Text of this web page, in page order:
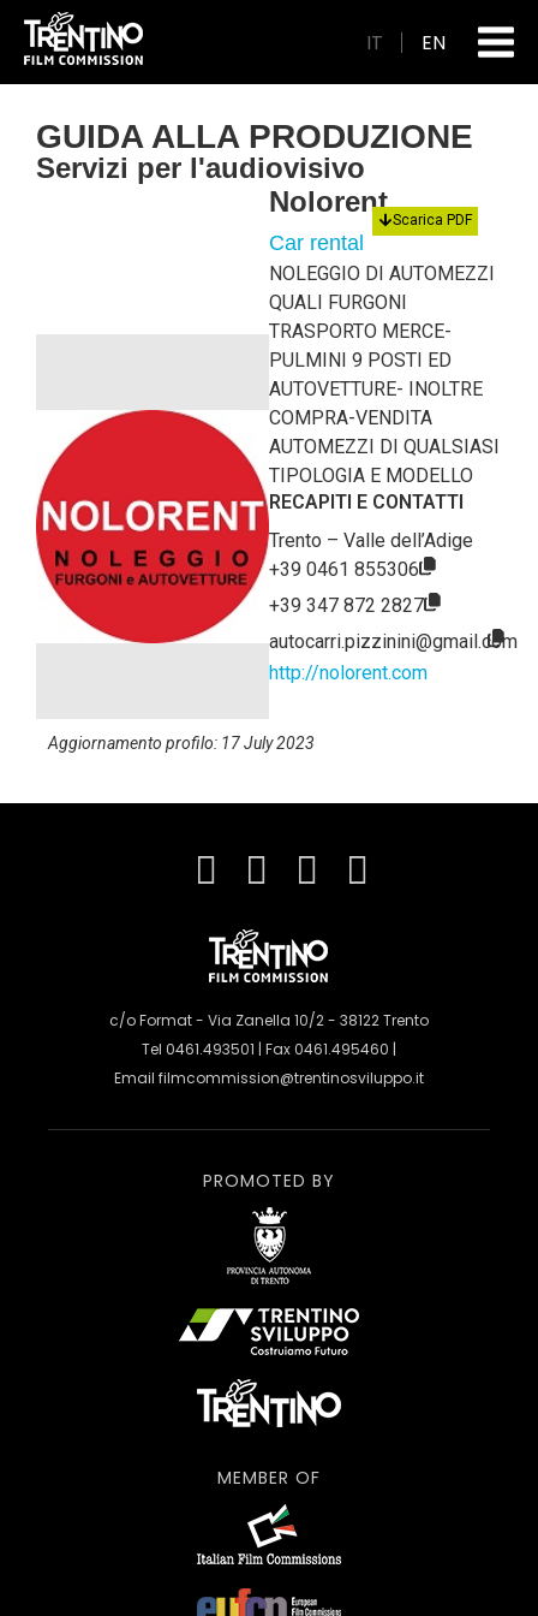
IT EN
GUIDA ALLA PRODUZIONE
Servizi per l'audiovisivo
Scarica PDF
Nolorent
Car rental
NOLEGGIO DI AUTOMEZZI
QUALI FURGONI
TRASPORTO MERCE-
PULMINI 9 POSTI ED
AUTOVETTURE- INOLTRE
COMPRA-VENDITA
AUTOMEZZI DI QUALSIASI
TIPOLOGIA E MODELLO
RECAPITI E CONTATTI
Trento – Valle dell’Adige
+39 0461 855306
+39 347 872 2827
autocarri.pizzinini@gmail.com
http://nolorent.com
Aggiornamento profilo: 17 July 2023
c/o Format - Via Zanella 10/2 - 38122 Trento
Tel 0461.493501 | Fax 0461.495460 |
Email filmcommission@trentinosviluppo.it
PROMOTED BY
MEMBER OF